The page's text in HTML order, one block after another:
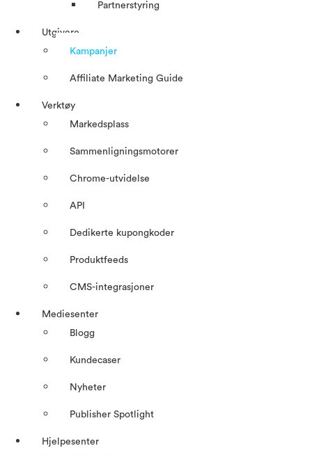
Partnerstyring
Utgivere
Kampanjer
Affiliate Marketing Guide
Verktøy
Markedsplass
Sammenligningsmotorer
Chrome-utvidelse
API
Dedikerte kupongkoder
Produktfeeds
CMS-integrasjoner
Mediesenter
Blogg
Kundecaser
Nyheter
Publisher Spotlight
Hjelpesenter